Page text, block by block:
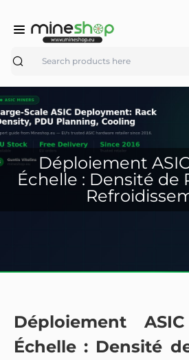
Search
Déploiement
Échelle : Densité de
Déploiement
Échelle : Densité